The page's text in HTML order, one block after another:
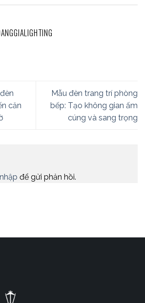
căn
Mẫu đèn trang trí phòng
bếp: Tạo không gian ấm
cúng và sang trọng
để gửi phản hồi.